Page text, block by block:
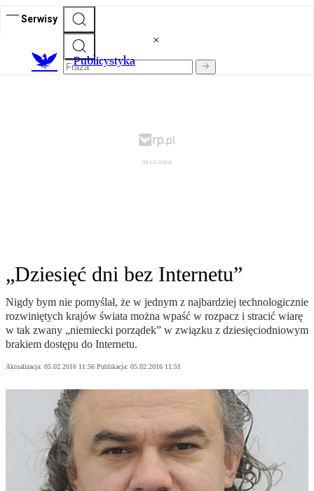
Serwisy
Publicystyka
„Dziesięć dni bez Internetu”
Nigdy bym nie pomyślał, że w jednym z najbardziej technologicznie
rozwiniętych krajów świata można wpaść w rozpacz i stracić wiarę
w tak zwany „niemiecki porządek” w związku z dziesięciodniowym
brakiem dostępu do Internetu.
Aktualizacja: 05.02.2016 11:56 Publikacja: 05.02.2016 11:51